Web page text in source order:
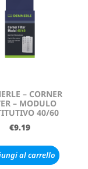
– CORNER
– MODULO
40/60
€9.19
al carrello